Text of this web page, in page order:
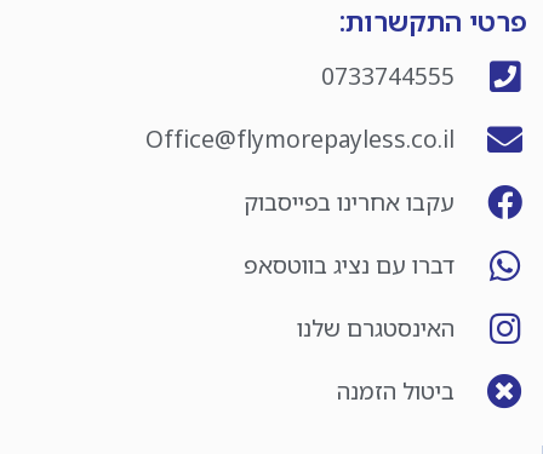
פרטי התקשרות:
0733744555
Office@flymorepayless.co.il
עקבו אחרינו בפייסבוק
דברו עם נציג בווטסאפ
האינסטגרם שלנו
ביטול הזמנה